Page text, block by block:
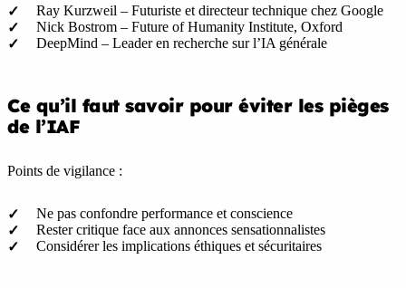
Ray Kurzweil – Futuriste et directeur technique chez Google
Nick Bostrom – Future of Humanity Institute, Oxford
DeepMind – Leader en recherche sur l’IA générale
Ce qu’il faut savoir pour éviter les pièges
de l’IAF
Points de vigilance :
Ne pas confondre performance et conscience
Rester critique face aux annonces sensationnalistes
Considérer les implications éthiques et sécuritaires